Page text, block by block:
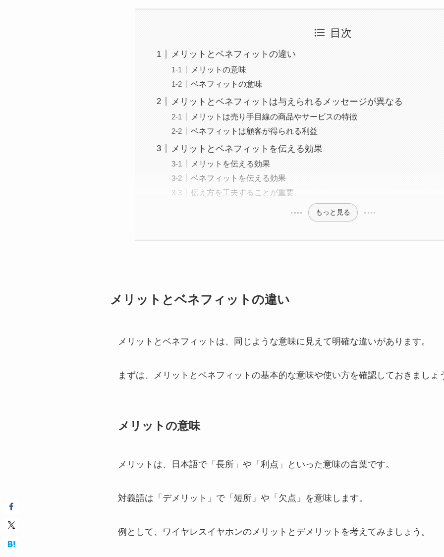
目次
メリットとベネフィットの違い
メリットの意味
ベネフィットの意味
メリットとベネフィットは与えられるメッセージが異なる
メリットは売り手目線の商品やサービスの特徴
ベネフィットは顧客が得られる利益
メリットとベネフィットを伝える効果
メリットを伝える効果
ベネフィットを伝える効果
伝え方を工夫することが重要
もっと見る
メリットとベネフィットの違い
メリットとベネフィットは、同じような意味に見えて明確な違いがあります。
まずは、メリットとベネフィットの基本的な意味や使い方を確認しておきましょ
メリットの意味
メリットは、日本語で「長所」や「利点」といった意味の言葉です。
対義語は「デメリット」で「短所」や「欠点」を意味します。
例として、ワイヤレスイヤホンのメリットとデメリットを考えてみましょう。